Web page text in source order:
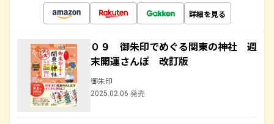
詳細を見る
０９ 御朱印でめぐる関東の神社 週
末開運さんぽ 改訂版
御朱印
2025.02.06 発売